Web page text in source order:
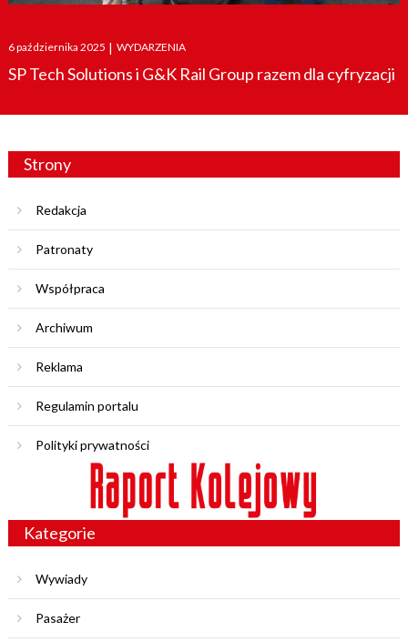
Posted
on
6 października 2025 | WYDARZENIA
SP Tech Solutions i G&K Rail Group razem dla cyfryzacji
Strony
Redakcja
Patronaty
Współpraca
Archiwum
Reklama
Regulamin portalu
Polityki prywatności
Kategorie
Wywiady
Pasażer